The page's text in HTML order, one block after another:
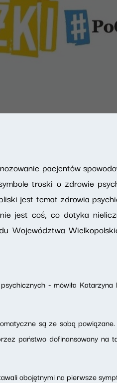
pacjentów
troski o zdrowie
jest temat zdrowia
jest coś, co dotyka
Województwa
- mówiła
są ze sobą
państwo dofinansowany na
obojętnymi na pierwsze